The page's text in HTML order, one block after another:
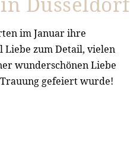
im Januar ihre
Liebe zum Detail, vielen
wunderschönen Liebe
gefeiert wurde!